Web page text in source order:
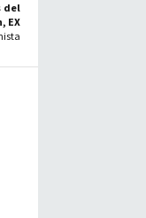
del
EX